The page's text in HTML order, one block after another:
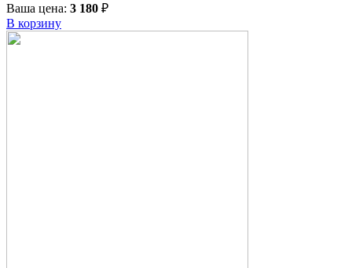
Ваша цена: 3 180 ₽
В корзину